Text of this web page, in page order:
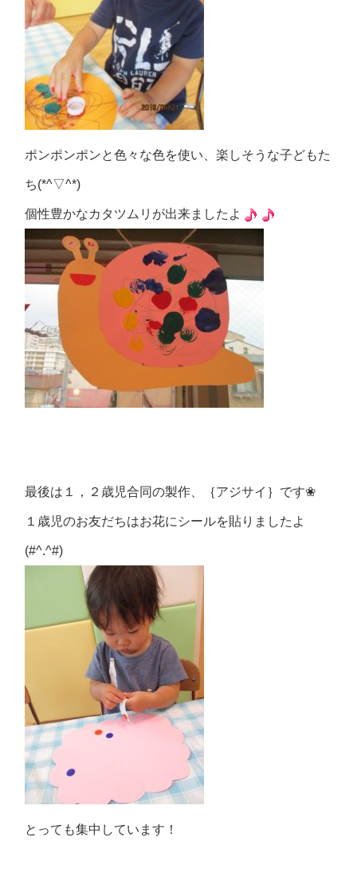
ポンポンポンと色々な色を使い、楽しそうな子どもた
ち(*^▽^*)
個性豊かなカタツムリが出来ましたよ
最後は１，２歳児合同の製作、｛アジサイ｝です❀
１歳児のお友だちはお花にシールを貼りましたよ
(#^.^#)
とっても集中しています！